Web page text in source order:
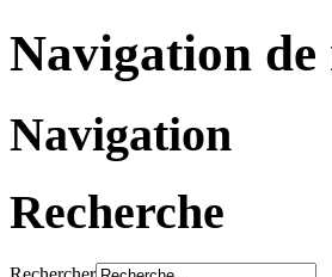
Navigation de
Navigation
Recherche